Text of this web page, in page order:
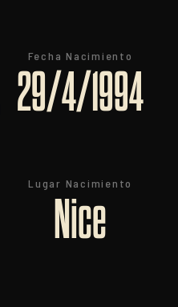
Fecha Nacimiento
29/4/1994
Lugar Nacimiento
Nice